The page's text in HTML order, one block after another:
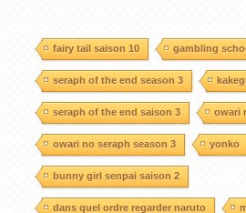
fairy tail saison 10 gambling
seraph of the end season 3
seraph of the end saison 3 owari
owari no seraph season 3 yonko
bunny girl senpai saison 2
dans quel ordre regarder naruto